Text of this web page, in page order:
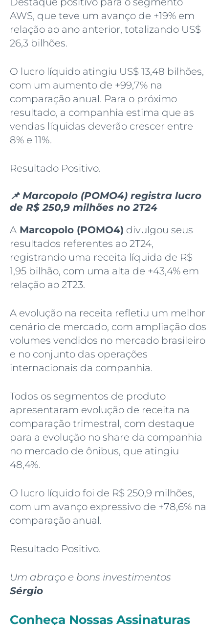
AWS, que teve um avanço de +19% em
relação ao ano anterior, totalizando US$
26,3 bilhões.
O lucro líquido atingiu US$ 13,48 bilhões,
com um aumento de +99,7% na
comparação anual. Para o próximo
resultado, a companhia estima que as
vendas líquidas deverão crescer entre
8% e 11%.
Resultado Positivo.
📌 Marcopolo (POMO4) registra lucro
de R$ 250,9 milhões no 2T24
A Marcopolo (POMO4) divulgou seus
resultados referentes ao 2T24,
registrando uma receita líquida de R$
1,95 bilhão, com uma alta de +43,4% em
relação ao 2T23.
A evolução na receita refletiu um melhor
cenário de mercado, com ampliação dos
volumes vendidos no mercado brasileiro
e no conjunto das operações
internacionais da companhia.
Todos os segmentos de produto
apresentaram evolução de receita na
comparação trimestral, com destaque
para a evolução no share da companhia
no mercado de ônibus, que atingiu
48,4%.
O lucro líquido foi de R$ 250,9 milhões,
com um avanço expressivo de +78,6% na
comparação anual.
Resultado Positivo.
Um abraço e bons investimentos
Sérgio
Conheça Nossas Assinaturas